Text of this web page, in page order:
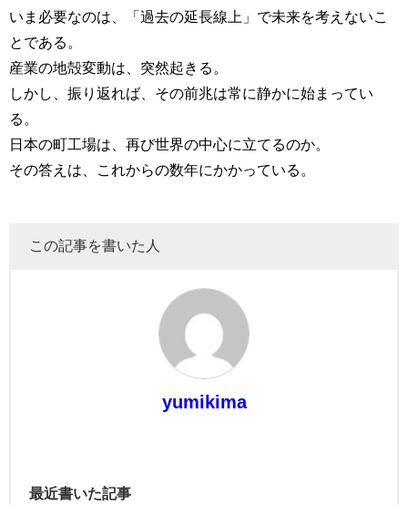
いま必要なのは、「過去の延長線上」で未来を考えないこ
とである。
産業の地殻変動は、突然起きる。
しかし、振り返れば、その前兆は常に静かに始まってい
る。
日本の町工場は、再び世界の中心に立てるのか。
その答えは、これからの数年にかかっている。
この記事を書いた人
yumikima
最近書いた記事